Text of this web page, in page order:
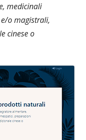
medicinali
o magistrali,
cinese o